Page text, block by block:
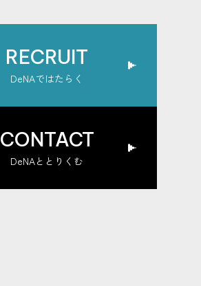
RECRUIT
DeNAではたらく
CONTACT
DeNAととりくむ